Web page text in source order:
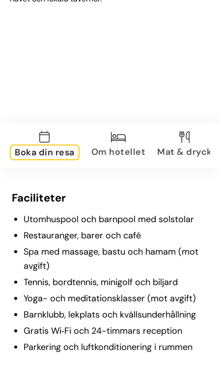
Boka din resa Om hotellet Mat & dryck
Faciliteter
Utomhuspool och barnpool med solstolar
Restauranger, barer och café
Spa med massage, bastu och hamam (mot
avgift)
Tennis, bordtennis, minigolf och biljard
Yoga- och meditationsklasser (mot avgift)
Barnklubb, lekplats och kvällsunderhållning
Gratis Wi‑Fi och 24-timmars reception
Parkering och luftkonditionering i rummen